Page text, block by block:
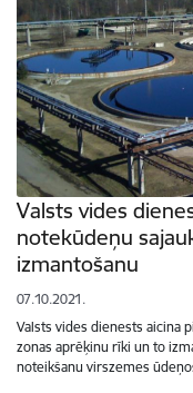
Valsts vides
notekūdeņu
izmantošanu
07.10.2021.
Valsts vides dienests aicina
zonas aprēķinu rīki un to
noteikšanu virszemes